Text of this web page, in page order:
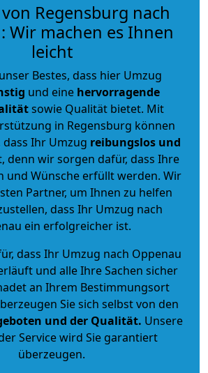
Regensburg nach
Wir machen es Ihnen
leicht
Bestes, dass hier Umzug
und eine hervorragende
sowie Qualität bietet. Mit
in Regensburg können
dass Ihr Umzug reibungslos und
denn wir sorgen dafür, dass Ihre
und Wünsche erfüllt werden. Wir
Partner, um Ihnen zu helfen
dass Ihr Umzug nach
ein erfolgreicher ist.
dass Ihr Umzug nach Oppenau
und alle Ihre Sachen sicher
an Ihrem Bestimmungsort
Sie sich selbst von den
und der Qualität. Unsere
Service wird Sie garantiert
überzeugen.